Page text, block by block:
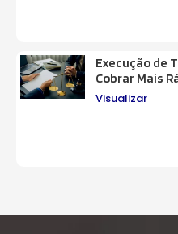
Execução de
Cobrar Mais
Visualizar